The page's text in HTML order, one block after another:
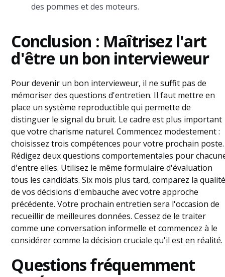
des pommes et des moteurs.
Conclusion : Maîtrisez l'art
d'être un bon intervieweur
Pour devenir un bon intervieweur, il ne suffit pas de
mémoriser des questions d'entretien. Il faut mettre en
place un système reproductible qui permette de
distinguer le signal du bruit. Le cadre est plus important
que votre charisme naturel. Commencez modestement :
choisissez trois compétences pour votre prochain poste.
Rédigez deux questions comportementales pour
d'entre elles. Utilisez le même formulaire d'évaluation
tous les candidats. Six mois plus tard, comparez la
de vos décisions d'embauche avec votre approche
précédente. Votre prochain entretien sera l'occasion de
recueillir de meilleures données. Cessez de le traiter
comme une conversation informelle et commencez à le
considérer comme la décision cruciale qu'il est en réalité.
Questions fréquemment